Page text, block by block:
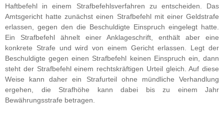
Haftbefehl in einem Strafbefehlsverfahren zu entscheiden. Das
Amtsgericht hatte zunächst einen Strafbefehl mit einer Geldstrafe
erlassen, gegen den die Beschuldigte Einspruch eingelegt hatte.
Ein Strafbefehl ähnelt einer Anklageschrift, enthält aber eine
konkrete Strafe und wird von einem Gericht erlassen. Legt der
Beschuldigte gegen einen Strafbefehl keinen Einspruch ein, dann
steht der Strafbefehl einem rechtskräftigen Urteil gleich. Auf diese
Weise kann daher ein Strafurteil ohne mündliche Verhandlung
ergehen, die Strafhöhe kann dabei bis zu einem Jahr
Bewährungsstrafe betragen.